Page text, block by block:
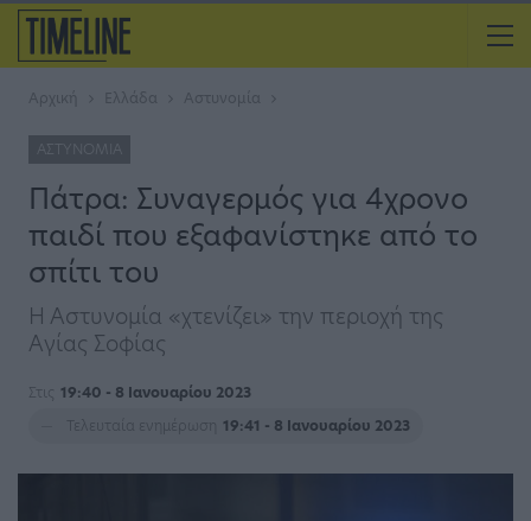
Αρχική Ελλάδα Αστυνομία
ΑΣΤΥΝΟΜΊΑ
Πάτρα: Συναγερμός για 4χρονο
παιδί που εξαφανίστηκε από το
σπίτι του
Η Αστυνομία «χτενίζει» την περιοχή της
Αγίας Σοφίας
Στις 19:40 - 8 Ιανουαρίου 2023
Τελευταία ενημέρωση
19:41 - 8 Ιανουαρίου 2023